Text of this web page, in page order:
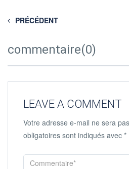
PRÉCÉDENT
commentaire(0)
LEAVE A COMMENT
Votre adresse e-mail ne sera
obligatoires sont indiqués avec *